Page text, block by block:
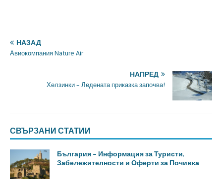
НАЗАД
Авиокомпания Nature Air
НАПРЕД
Хелзинки – Ледената приказка започва!
СВЪРЗАНИ СТАТИИ
България – Информация за Туристи,
Забележителности и Оферти за Почивка